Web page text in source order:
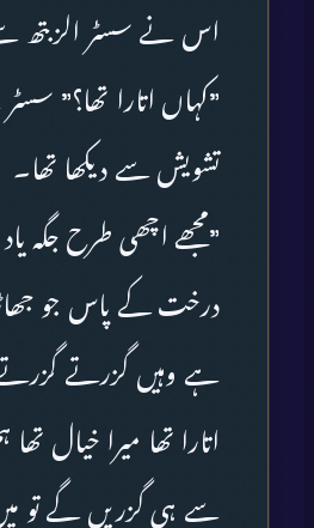
اس نے سسٹر الزبتھ
”کہاں اتارا تھا؟”
تشویش سے دیکھا تھا۔
”مجھے اچھی طرح جگہ
درخت کے پاس جو
ہے وہیں گزرتے
اتارا تھا میرا خیال
سے ہی گزریں گے تو